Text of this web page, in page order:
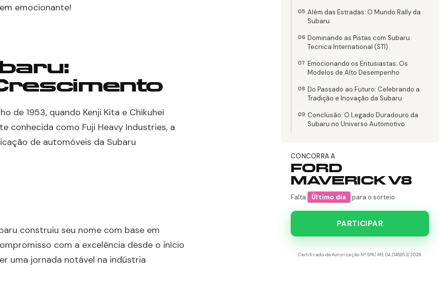
emocionante!
de 1953, quando Kenji Kita e Chikuhei
conhecida como Fuji Heavy Industries, a
de automóveis da Subaru
construiu seu nome com base em
com a excelência desde o início
uma jornada notável na indústria
Além das Estradas: O Mundo Rally da
Subaru
Dominando as Pistas com Subaru
Tecnica International (STI)
Emocionando os Entusiastas: Os
Modelos de Alto Desempenho
Do Passado ao Futuro: Celebrando a
Tradição e Inovação da Subaru
Conclusão: O Legado Duradouro da
Subaru no Universo Automotivo
CONCORRA A
FORD
MAVERICK V8
Falta Último dia para o sorteio
PARTICIPAR
Certificado de Autorização Nº SPA/ME 04.048953/2026